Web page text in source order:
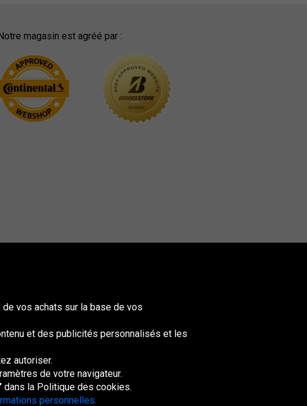
magasin est agréé par :
United
Kingdom
vos achats sur la base de vos
et des publicités personnalisés et les
autoriser.
de votre navigateur.
dans la Politique des cookies.
personnelles.